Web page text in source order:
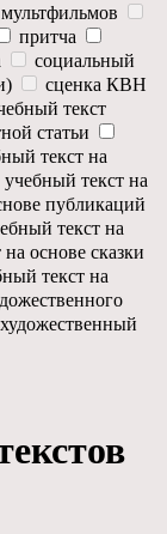
мультфильмов
притча
социальный
сценка КВН
текст
статьи
текст на
учебный текст на
публикаций
текст на
основе сказки
текст на
художественный